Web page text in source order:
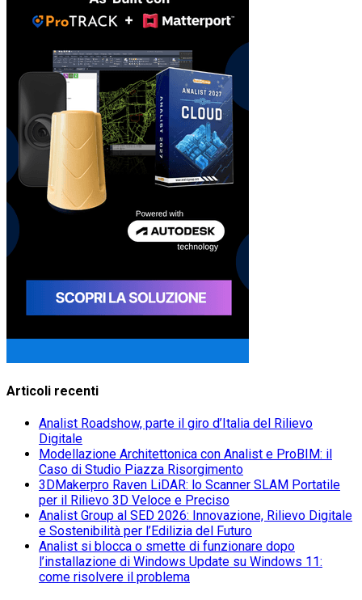
Articoli recenti
Analist Roadshow, parte il giro d’Italia del Rilievo
Digitale
Modellazione Architettonica con Analist e ProBIM: il
Caso di Studio Piazza Risorgimento
3DMakerpro Raven LiDAR: lo Scanner SLAM Portatile
per il Rilievo 3D Veloce e Preciso
Analist Group al SED 2026: Innovazione, Rilievo Digitale
e Sostenibilità per l’Edilizia del Futuro
Analist si blocca o smette di funzionare dopo
l’installazione di Windows Update su Windows 11:
come risolvere il problema